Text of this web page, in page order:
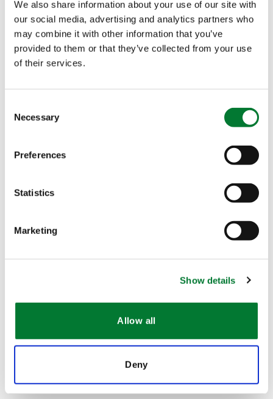
We also share information about your use of our site with
our social media, advertising and analytics partners who
may combine it with other information that you’ve
provided to them or that they’ve collected from your use
of their services.
Selection
Necessary
Preferences
Statistics
Marketing
Show details
Allow all
Deny
族企业，以务实的经营方式和持续的发展动力而闻名。
他们对高品质生产、高新技术的关注以及对社会责任的
担当，完美诠释了荷兰园艺的前沿水平！
此次走访展示了高科技手段与创新实践如何有机结合以
支持高效栽培，凸显了荷兰种植者在可控环境农业
3. 易普润国际公司总部座谈